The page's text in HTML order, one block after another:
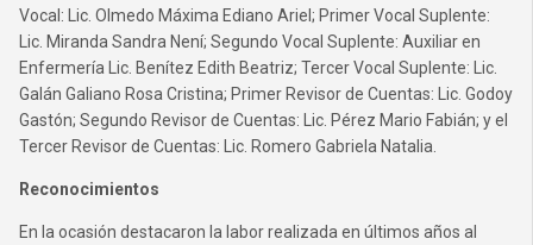
Vocal: Lic. Olmedo Máxima Ediano Ariel; Primer Vocal Suplente:
Lic. Miranda Sandra Není; Segundo Vocal Suplente: Auxiliar en
Enfermería Lic. Benítez Edith Beatriz; Tercer Vocal Suplente: Lic.
Galán Galiano Rosa Cristina; Primer Revisor de Cuentas: Lic. Godoy
Gastón; Segundo Revisor de Cuentas: Lic. Pérez Mario Fabián; y el
Tercer Revisor de Cuentas: Lic. Romero Gabriela Natalia.
Reconocimientos
En la ocasión destacaron la labor realizada en últimos años al